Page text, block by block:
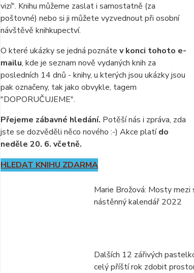
vizí". Knihu můžeme zaslat i samostatně (za
poštovné) nebo si ji můžete vyzvednout při osobní
návštěvě knihkupectví.
O které ukázky se jedná poznátev konci tohoto e-
mailu, kde je seznam nově vydaných knih za
posledních 14 dnů - knihy, u kterých jsou ukázky jsou
pak označeny, tak jako obvykle, tagem
"DOPORUČUJEME".
Přejeme zábavné hledání. Potěší nás i zpráva, zda
jste se dozvěděli něco nového :-) Akce platído
neděle 20. 6. včetně.
HLEDAT KNIHU ZDARMA
Marie Brožová: Mosty
nástěnný kalendář 2022
Dalších 12 zářivých
celý příští rok zdobit